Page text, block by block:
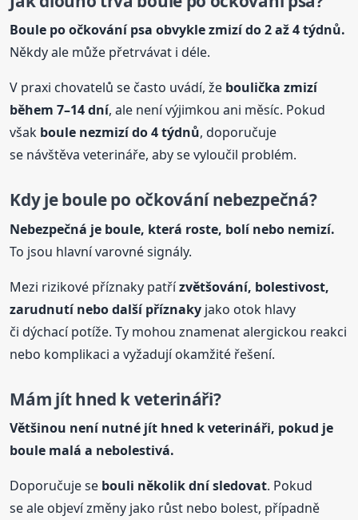
Boule po očkování psa obvykle zmizí do 2 až 4 týdnů.
Někdy ale může přetrvávat i déle.
V praxi chovatelů se často uvádí, že boulička zmizí
během 7–14 dní, ale není výjimkou ani měsíc. Pokud
však boule nezmizí do 4 týdnů, doporučuje
se návštěva veterináře, aby se vyloučil problém.
Kdy jeboulepo očkování nebezpečná?
Nebezpečná je boule, která roste, bolí nebo nemizí.
To jsou hlavní varovné signály.
Mezi rizikové příznaky patřízvětšování, bolestivost,
zarudnutí nebo další příznaky jako otok hlavy
či dýchací potíže. Ty mohou znamenat alergickou reakci
nebo komplikaci a vyžadují okamžité řešení.
Mám jít hned k veterináři?
Většinou není nutné jít hned k veterináři, pokud je
boule malá a nebolestivá.
Doporučuje se bouli několik dní sledovat. Pokud
se ale objeví změny jako růst nebo bolest, případně